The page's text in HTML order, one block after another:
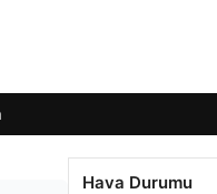
Hava Durumu